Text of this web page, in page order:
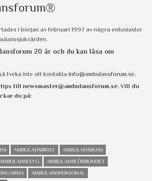
i början av februari 1997 av några entusiaster
20 år och du kan läsa om
tveka inte att kontakta info@ambulansforum.se.
till newsmaster@ambulansforum.se. Vill du
du på:
AMBULANSBRIST
AMBULANSBUSS
AMBULANSFLYG
AMBULANSFÖRBUNDET
AMBULANSPERSONAL